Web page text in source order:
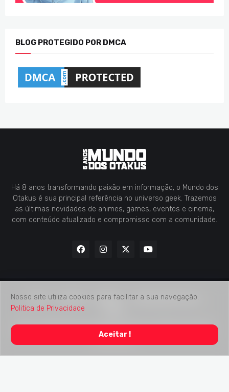
BLOG PROTEGIDO POR DMCA
Há 8 anos transformando paixão em informação, o Mundo dos
Otakus é sua principal referência no universo geek. Trazemos
as últimas novidades de animes, games, eventos e cinema,
com conteúdo atualizado e compromisso com a comunidade.
Reservados
Home Contato Midia Kit
Verificação de Fatos
Nosso site utiliza cookies para facilitar a sua navegação.
Politica de Privacidade
Aceitar !